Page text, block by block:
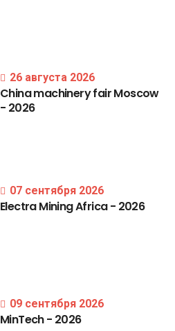
26 августа 2026
ChinamachineryfairMoscow
- 2026
07 сентября 2026
ElectraMiningAfrica- 2026
09 сентября 2026
MinTech- 2026